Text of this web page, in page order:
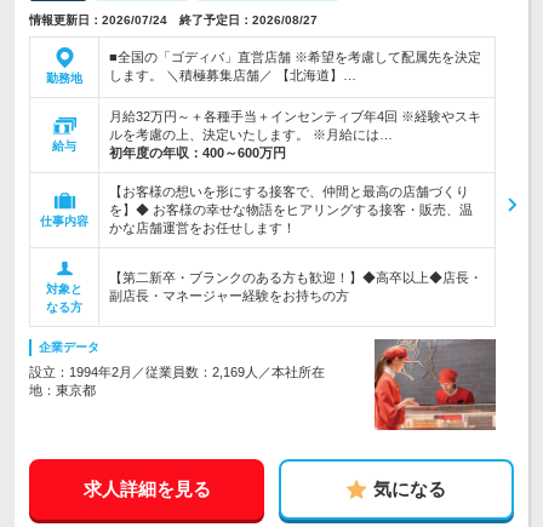
情報更新日：2026/07/24 終了予定日：2026/08/27
勤務地
■全国の「ゴディバ」直営店舗 ※希望を考慮して配属先を決定
します。 ＼積極募集店舗／ 【北海道】…
給与
月給32万円～＋各種手当＋インセンティブ年4回 ※経験やスキ
ルを考慮の上、決定いたします。 ※月給には…
初年度の年収： 400～600万円
仕事内容
【お客様の想いを形にする接客で、仲間と最高の店舗づくり
を】◆ お客様の幸せな物語をヒアリングする接客・販売、温
かな店舗運営をお任せします！
対象と
なる方
【第二新卒・ブランクのある方も歓迎！】◆高卒以上◆店長・
副店長・マネージャー経験をお持ちの方
企業データ
設立：1994年2月／従業員数：2,169人／本社所在
地：東京都
求人詳細を見る 気になる